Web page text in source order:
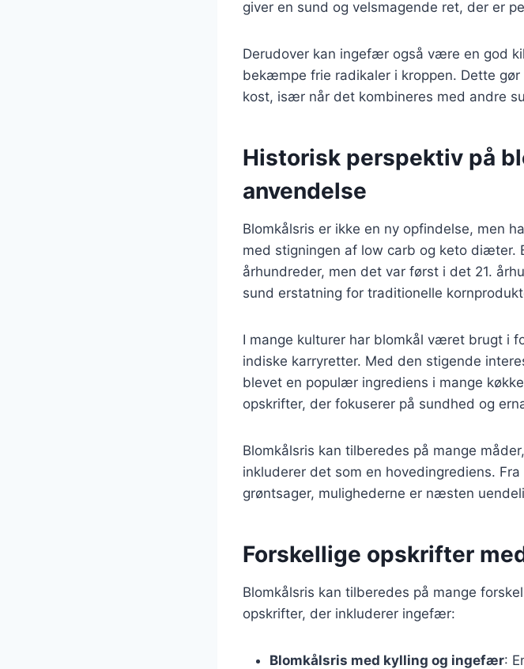
giver en sund og velsmagende ret, der er
Derudover kan ingefær også være en god
bekæmpe frie radikaler i kroppen. Dette
kost, især når det kombineres med andre
Historisk perspektiv på
anvendelse
Blomkålsris er ikke en ny opfindelse, men
med stigningen af low carb og keto diæter.
århundreder, men det var først i det 21.
sund erstatning for traditionelle
I mange kulturer har blomkål været brugt i
indiske karryretter. Med den stigende
blevet en populær ingrediens i mange
opskrifter, der fokuserer på sundhed og
Blomkålsris kan tilberedes på mange
inkluderer det som en hovedingrediens.
grøntsager, mulighederne er næsten
Forskellige opskrifter
Blomkålsris kan tilberedes på mange
opskrifter, der inkluderer ingefær:
Blomkålsris med kylling og ingefær: